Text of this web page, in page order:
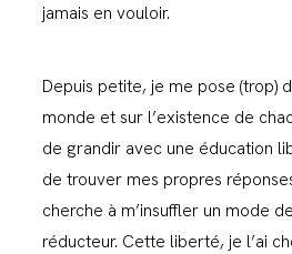
jamais en vouloir.
Depuis petite, je me pose (trop)
monde et sur l’existence de
de grandir avec une éducation
de trouver mes propres
cherche à m’insuffler un mode
réducteur. Cette liberté, je l’ai